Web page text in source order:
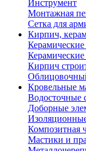
Инструмент
Монтажная
Сетка для
Кирпич,
Кирпич
Кровельные
Водосточные
Доборные
Композитная
Мастики и